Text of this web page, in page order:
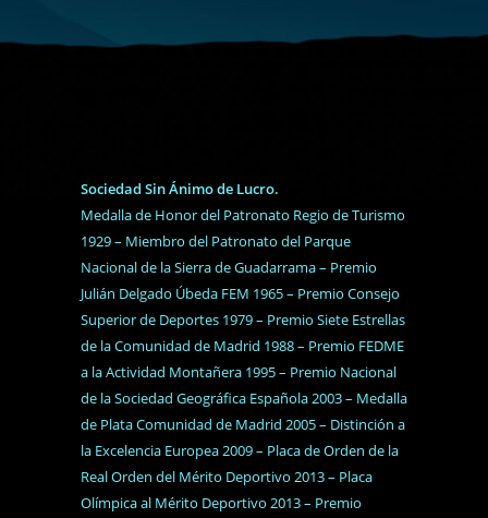
Sociedad Sin Ánimo de Lucro.
Medalla de Honor del Patronato Regio de Turismo
1929 – Miembro del Patronato del Parque
Nacional de la Sierra de Guadarrama – Premio
Julián Delgado Úbeda FEM 1965 – Premio Consejo
Superior de Deportes 1979 – Premio Siete Estrellas
de la Comunidad de Madrid 1988 – Premio FEDME
a la Actividad Montañera 1995 – Premio Nacional
de la Sociedad Geográfica Española 2003 – Medalla
de Plata Comunidad de Madrid 2005 – Distinción a
la Excelencia Europea 2009 – Placa de Orden de la
Real Orden del Mérito Deportivo 2013 – Placa
Olímpica al Mérito Deportivo 2013 – Premio